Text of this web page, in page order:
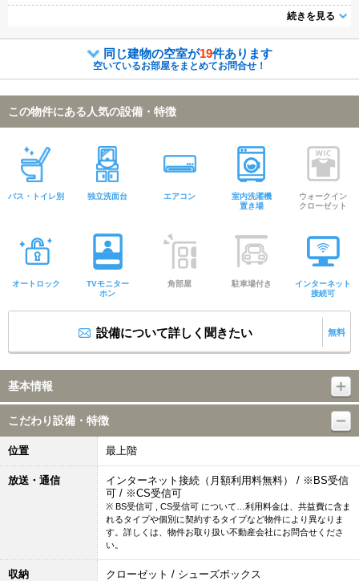
全に暮らせます。室内設備は洗面所独立・浴室乾燥機など充実した設備を備
続きを見る
同じ建物の空室が19件あります
空いているお部屋をまとめてお問合せ！
この物件にある人気の設備・特徴
バス・トイレ別 独立洗面台 エアコン
室内洗濯機
置き場
ウォークイン
クローゼット
オートロック
TVモニター
ホン
角部屋 駐車場付き
インターネット
接続可
設備について詳しく聞きたい 無料
基本情報
こだわり設備・特徴
位置 最上階
放送・通信
インターネット接続（月額利用料無料） / ※BS受信
可 / ※CS受信可
※ BS受信可 , CS受信可 について…利用料金は、共益費に含ま
れるタイプや個別に契約するタイプなど物件により異なりま
す。詳しくは、物件お取り扱い不動産会社にお問合せくださ
い。
収納 クローゼット / シューズボックス